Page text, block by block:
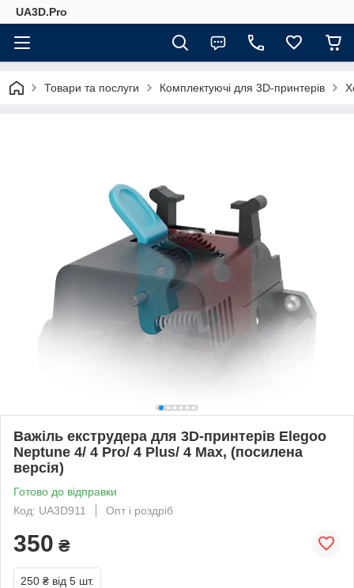
UA3D.Pro
Товари та послуги Комплектуючі для 3D-принтерів
Важіль екструдера для 3D-принтерів Elegoo
Neptune 4/ 4 Pro/ 4 Plus/ 4 Max, (посилена
версія)
Готово до відправки
Код: UA3D911
Опт і роздріб
350 ₴
250 ₴ від 5 шт.